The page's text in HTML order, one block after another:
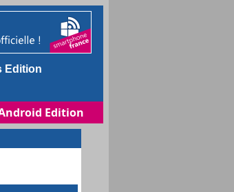
Edition
Edition